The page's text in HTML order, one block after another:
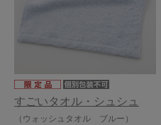
すごいタオル・シュシュ
（ウォッシュタオル ブルー）